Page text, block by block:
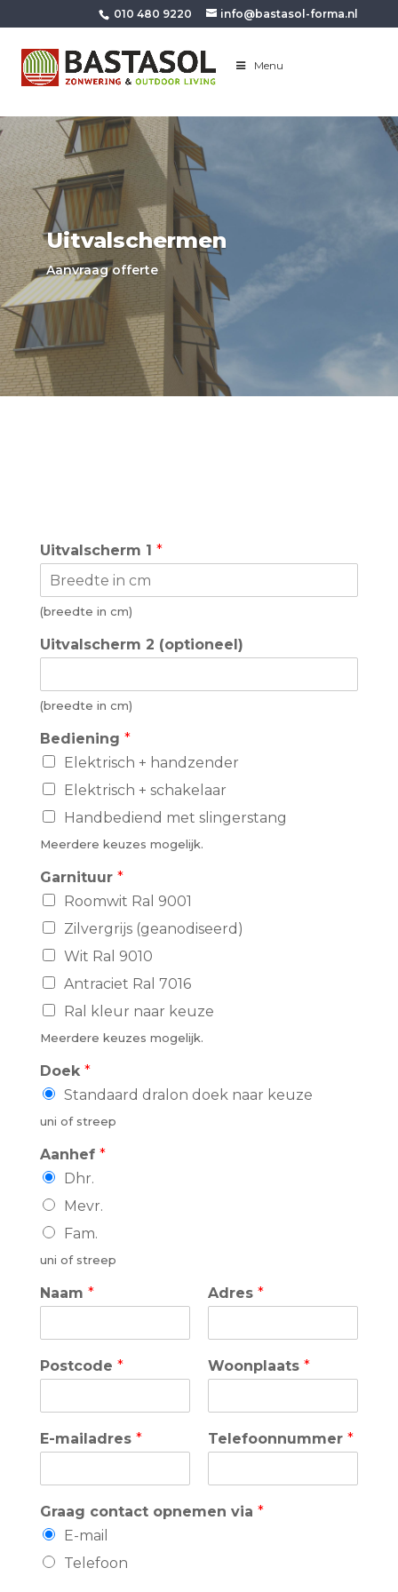
010 480 9220 info@bastasol-forma.nl
Menu
Uitvalschermen
Aanvraag offerte
Uitvalscherm 1 *
(breedte in cm)
U
i
v
a
s
c
e
r
*
a
n
h
e
f
Uitvalscherm 2 (optioneel)
(breedte in cm)
Bediening *
Elektrisch + handzender
Elektrisch + schakelaar
Handbediend met slingerstang
Meerdere keuzes mogelijk.
Garnituur *
Roomwit Ral 9001
Zilvergrijs (geanodiseerd)
Wit Ral 9010
Antraciet Ral 7016
Ral kleur naar keuze
Meerdere keuzes mogelijk.
Doek *
Standaard dralon doek naar keuze
uni of streep
Aanhef *
Dhr.
Mevr.
Fam.
uni of streep
Naam * Adres *
Postcode * Woonplaats *
E-mailadres * Telefoonnummer *
Graag contact opnemen via *
E-mail
Telefoon